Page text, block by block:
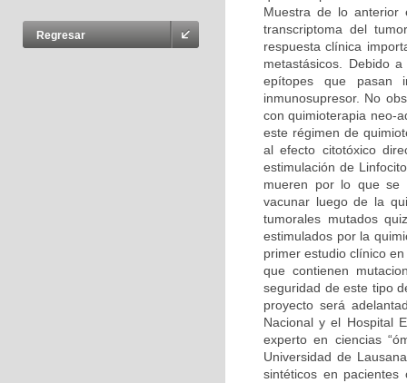
Regresar
Muestra de lo
transcriptoma del
respuesta clínica
metastásicos. Debido
epítopes que pasan
inmunosupresor. No
con quimioterapia neo-
este régimen de
al efecto citotóxico
estimulación de
mueren por lo que se
vacunar luego de la
tumorales mutados
estimulados por la
primer estudio clínico
que contienen
seguridad de este tipo
proyecto será
Nacional y el Hospital
experto en ciencias
Universidad de
sintéticos en pacientes